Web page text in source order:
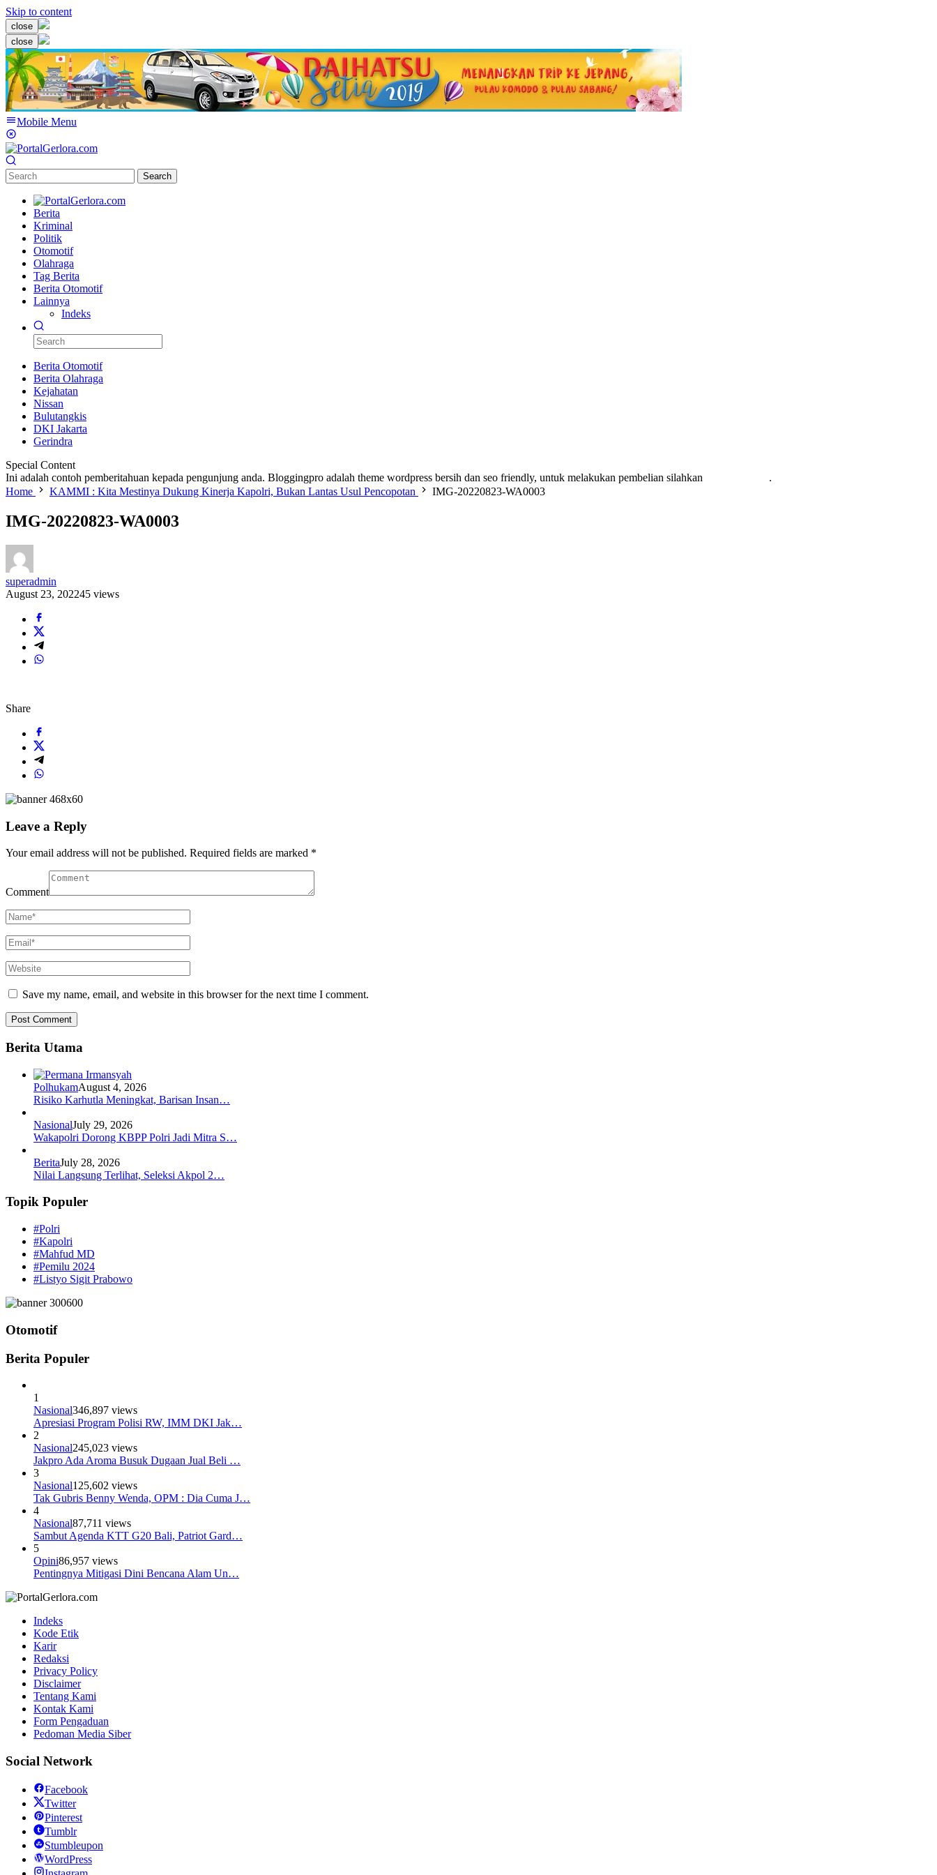
Skip to content
close
close
Mobile Menu
Search
Berita
Kriminal
Politik
Otomotif
Olahraga
Tag Berita
Berita Otomotif
Lainnya
Indeks
Berita Otomotif
Berita Olahraga
Kejahatan
Nissan
Bulutangkis
DKI Jakarta
Gerindra
Special Content
Ini adalah contoh pemberitahuan kepada pengunjung anda. Bloggingpro adalah theme wordpress bersih dan seo friendly, untuk melakukan pembelian silahkan
.
Home
KAMMI : Kita Mestinya Dukung Kinerja Kapolri, Bukan Lantas Usul Pencopotan IMG-20220823-WA0003
IMG-20220823-WA0003
superadmin
August 23, 202245 views
Share
Leave a Reply
Your email address will not be published. Required fields are marked *
Comment
Save my name, email, and website in this browser for the next time I comment.
Berita Utama
PolhukamAugust 4, 2026
Risiko Karhutla Meningkat, Barisan Insan…
NasionalJuly 29, 2026
Wakapolri Dorong KBPP Polri Jadi Mitra S…
BeritaJuly 28, 2026
Nilai Langsung Terlihat, Seleksi Akpol 2…
Topik Populer
#Polri
#Kapolri
#Mahfud MD
#Pemilu 2024
#Listyo Sigit Prabowo
Otomotif
Berita Populer
1
Nasional346,897 views
Apresiasi Program Polisi RW, IMM DKI Jak…
2
Nasional245,023 views
Jakpro Ada Aroma Busuk Dugaan Jual Beli …
3
Nasional125,602 views
Tak Gubris Benny Wenda, OPM : Dia Cuma J…
4
Nasional87,711 views
Sambut Agenda KTT G20 Bali, Patriot Gard…
5
Opini86,957 views
Pentingnya Mitigasi Dini Bencana Alam Un…
Indeks
Kode Etik
Karir
Redaksi
Privacy Policy
Disclaimer
Tentang Kami
Kontak Kami
Form Pengaduan
Pedoman Media Siber
Social Network
Facebook
Twitter
Pinterest
Tumblr
Stumbleupon
WordPress